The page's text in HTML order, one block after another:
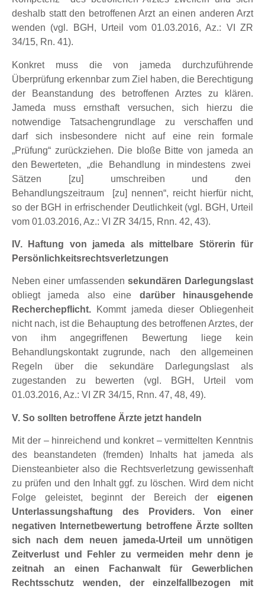
deshalb statt den betroffenen Arzt an einen anderen Arzt
wenden (vgl. BGH, Urteil vom 01.03.2016, Az.: VI ZR
34/15, Rn. 41).
Konkret muss die von jameda durchzuführende
Überprüfung erkennbar zum Ziel haben, die Berechtigung
der Beanstandung des betroffenen Arztes zu klären.
Jameda muss ernsthaft versuchen, sich hierzu die
notwendige Tatsachengrundlage zu verschaffen und
darf sich insbesondere nicht auf eine rein formale
„Prüfung“ zurückziehen. Die bloße Bitte von jameda an
den Bewerteten, „die Behandlung in mindestens zwei
Sätzen [zu] umschreiben und den
Behandlungszeitraum [zu] nennen“, reicht hierfür nicht,
so der BGH in erfrischender Deutlichkeit (vgl. BGH, Urteil
vom 01.03.2016, Az.: VI ZR 34/15, Rnn. 42, 43).
IV. Haftung von jameda als mittelbare Störerin für
Persönlichkeitsrechtsverletzungen
Neben einer umfassenden sekundären Darlegungslast
obliegt jameda also eine darüber hinausgehende
Recherchepflicht. Kommt jameda dieser Obliegenheit
nicht nach, ist die Behauptung des betroffenen Arztes, der
von ihm angegriffenen Bewertung liege kein
Behandlungskontakt zugrunde, nach den allgemeinen
Regeln über die sekundäre Darlegungslast als
zugestanden zu bewerten (vgl. BGH, Urteil vom
01.03.2016, Az.: VI ZR 34/15, Rnn. 47, 48, 49).
V. So sollten betroffene Ärzte jetzt handeln
Mit der – hinreichend und konkret – vermittelten Kenntnis
des beanstandeten (fremden) Inhalts hat jameda als
Diensteanbieter also die Rechtsverletzung gewissenhaft
zu prüfen und den Inhalt ggf. zu löschen. Wird dem nicht
Folge geleistet, beginnt der Bereich der eigenen
Unterlassungshaftung des Providers. Von einer
negativen Internetbewertung betroffene Ärzte sollten
sich nach dem neuen jameda-Urteil um unnötigen
Zeitverlust und Fehler zu vermeiden mehr denn je
zeitnah an einen Fachanwalt für Gewerblichen
Rechtsschutz wenden, der einzelfallbezogen mit